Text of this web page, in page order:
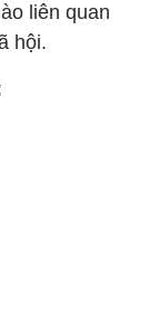
liên quan
hội.